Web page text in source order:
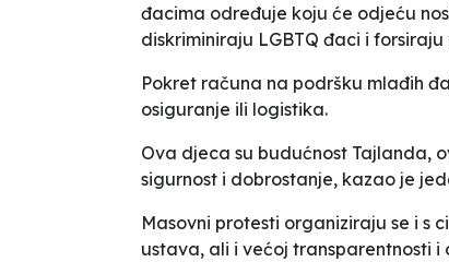
đacima određuje koju će odjeću
diskriminiraju LGBTQ đaci i
Pokret računa na podršku mlađih
osiguranje ili logistika.
Ova djeca su budućnost Tajlanda,
sigurnost i dobrostanje, kazao je
Masovni protesti organiziraju se i s
ustava, ali i većoj transparentnosti i